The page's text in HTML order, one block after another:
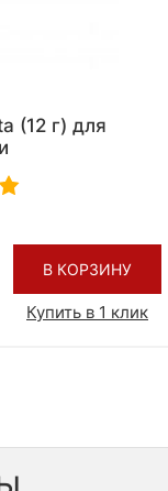
(12 г) для
В КОРЗИНУ
Купить в 1 клик